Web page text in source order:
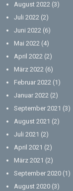
August 2022 (3)
Juli 2022 (2)
Juni 2022 (6)
Mai 2022 (4)
April 2022 (2)
März 2022 (6)
Februar 2022 (1)
Januar 2022 (2)
September 2021 (3)
August 2021 (2)
Juli 2021 (2)
April 2021 (2)
März 2021 (2)
September 2020 (1)
August 2020 (3)